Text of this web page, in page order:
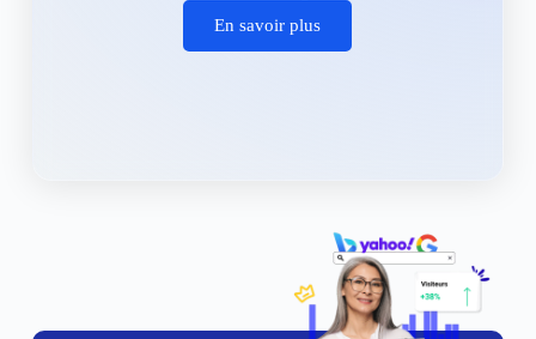
En savoir plus